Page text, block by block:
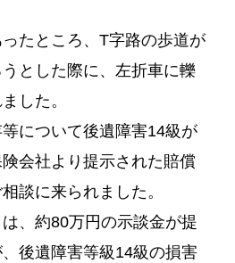
たところ、T字路の歩道が
とした際に、左折車に轢
した。
について後遺障害14級が
会社より提示された賠償
談に来られました。
、約80万円の示談金が提
後遺障害等級14級の損害